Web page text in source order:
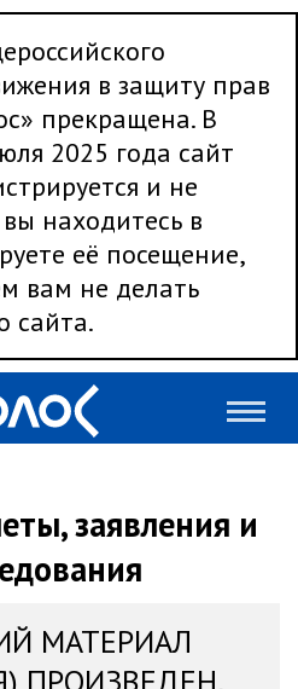
в защиту прав
прекращена. В
2025 года сайт
и не
находитесь в
её посещение,
вам не делать
сайта.
заявления и
МАТЕРИАЛ